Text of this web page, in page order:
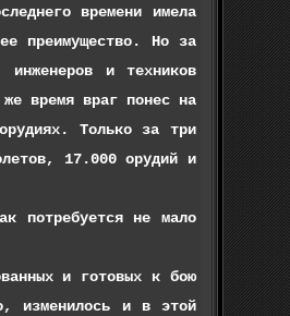
времени имела
преимущество. Но за
инженеров и техников
время враг понес на
Только за три
17.000 орудий и
не мало
и готовых к бою
изменилось и в этой